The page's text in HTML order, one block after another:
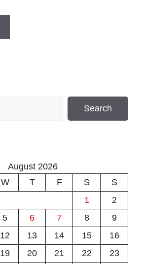
Search
August 2026
W T F S
S
1
2
5 6 7 8
9
12 13 14 15
16
19 20 21 22
23